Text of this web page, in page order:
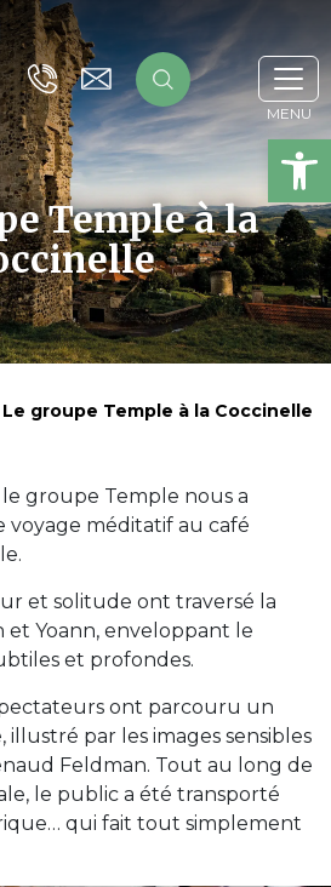
Temple à la
Le groupe Temple à la Coccinelle
groupe Temple nous a
voyage méditatif au café
et solitude ont traversé la
et Yoann, enveloppant le
et profondes.
ont parcouru un
illustré par les images sensibles
Feldman. Tout au long de
le public a été transporté
qui fait tout simplement